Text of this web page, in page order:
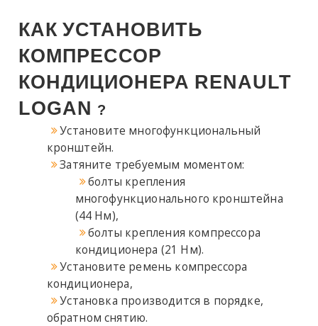
КАК УСТАНОВИТЬ
КОМПРЕССОР
КОНДИЦИОНЕРА RENAULT
LOGAN ?
Установите многофункциональный
кронштейн.
Затяните требуемым моментом:
болты крепления
многофункционального кронштейна
(44 Нм),
болты крепления компрессора
кондиционера (21 Нм).
Установите ремень компрессора
кондиционера,
Установка производится в порядке,
обратном снятию.